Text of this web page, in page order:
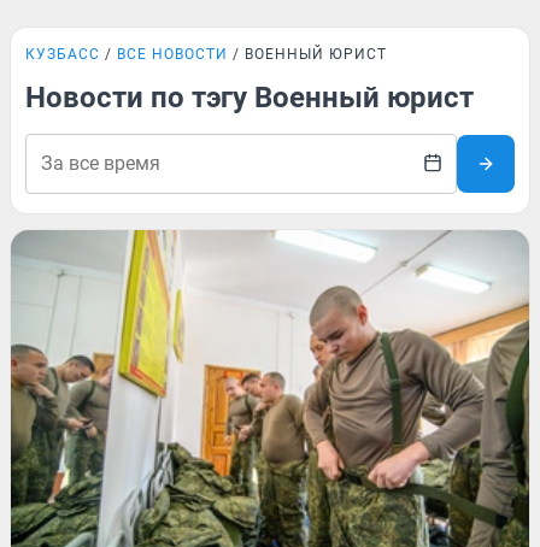
КУЗБАСС ВСЕ НОВОСТИ ВОЕННЫЙ ЮРИСТ
Новости по тэгу Военный юрист